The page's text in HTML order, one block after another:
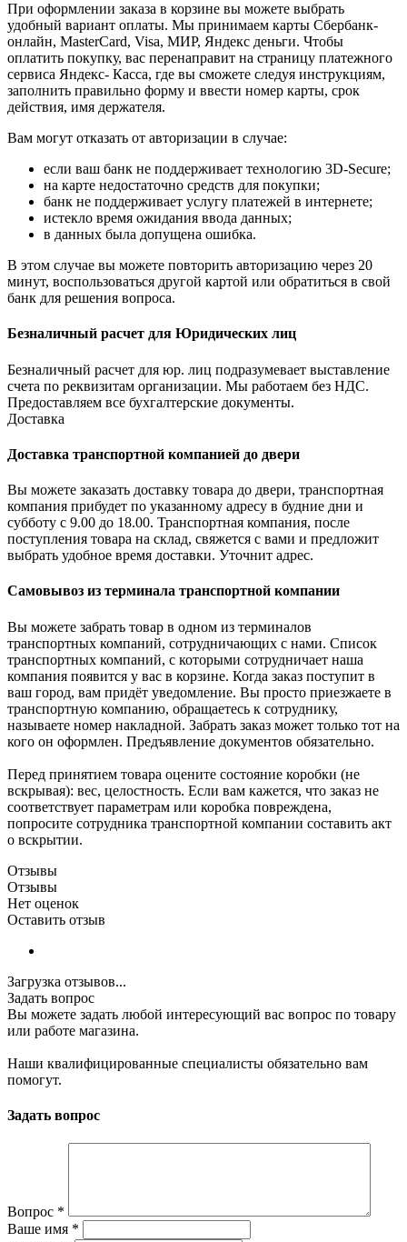
При оформлении заказа в корзине вы можете выбрать
удобный вариант оплаты. Мы принимаем карты Сбербанк-
онлайн, MasterCard, Visa, МИР, Яндекс деньги. Чтобы
оплатить покупку, вас перенаправит на страницу платежного
сервиса Яндекс- Касса, где вы сможете следуя инструкциям,
заполнить правильно форму и ввести номер карты, срок
действия, имя держателя.
Вам могут отказать от авторизации в случае:
если ваш банк не поддерживает технологию 3D-Secure;
на карте недостаточно средств для покупки;
банк не поддерживает услугу платежей в интернете;
истекло время ожидания ввода данных;
в данных была допущена ошибка.
В этом случае вы можете повторить авторизацию через 20
минут, воспользоваться другой картой или обратиться в свой
банк для решения вопроса.
Безналичный расчет для Юридических лиц
Безналичный расчет для юр. лиц подразумевает выставление
счета по реквизитам организации. Мы работаем без НДС.
Предоставляем все бухгалтерские документы.
Доставка
Доставка транспортной компанией до двери
Вы можете заказать доставку товара до двери, транспортная
компания прибудет по указанному адресу в будние дни и
субботу с 9.00 до 18.00. Транспортная компания, после
поступления товара на склад, свяжется с вами и предложит
выбрать удобное время доставки. Уточнит адрес.
Самовывоз из терминала транспортной компании
Вы можете забрать товар в одном из терминалов
транспортных компаний, сотрудничающих с нами. Список
транспортных компаний, с которыми сотрудничает наша
компания появится у вас в корзине. Когда заказ поступит в
ваш город, вам придёт уведомление. Вы просто приезжаете в
транспортную компанию, обращаетесь к сотруднику,
называете номер накладной. Забрать заказ может только тот на
кого он оформлен. Предъявление документов обязательно.
Перед принятием товара оцените состояние коробки (не
вскрывая): вес, целостность. Если вам кажется, что заказ не
соответствует параметрам или коробка повреждена,
попросите сотрудника транспортной компании составить акт
о вскрытии.
Отзывы
Отзывы
Нет оценок
Оставить отзыв
Загрузка отзывов...
Задать вопрос
Вы можете задать любой интересующий вас вопрос по товару
или работе магазина.
Наши квалифицированные специалисты обязательно вам
помогут.
Задать вопрос
Вопрос *
Ваше имя *